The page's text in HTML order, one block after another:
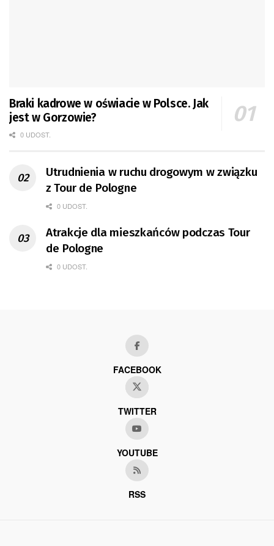
Braki kadrowe w oświacie w Polsce. Jak
jest w Gorzowie?
0 UDOST.
Utrudnienia w ruchu drogowym w związku
z Tour de Pologne
0 UDOST.
Atrakcje dla mieszkańców podczas Tour
de Pologne
0 UDOST.
FACEBOOK
TWITTER
YOUTUBE
RSS